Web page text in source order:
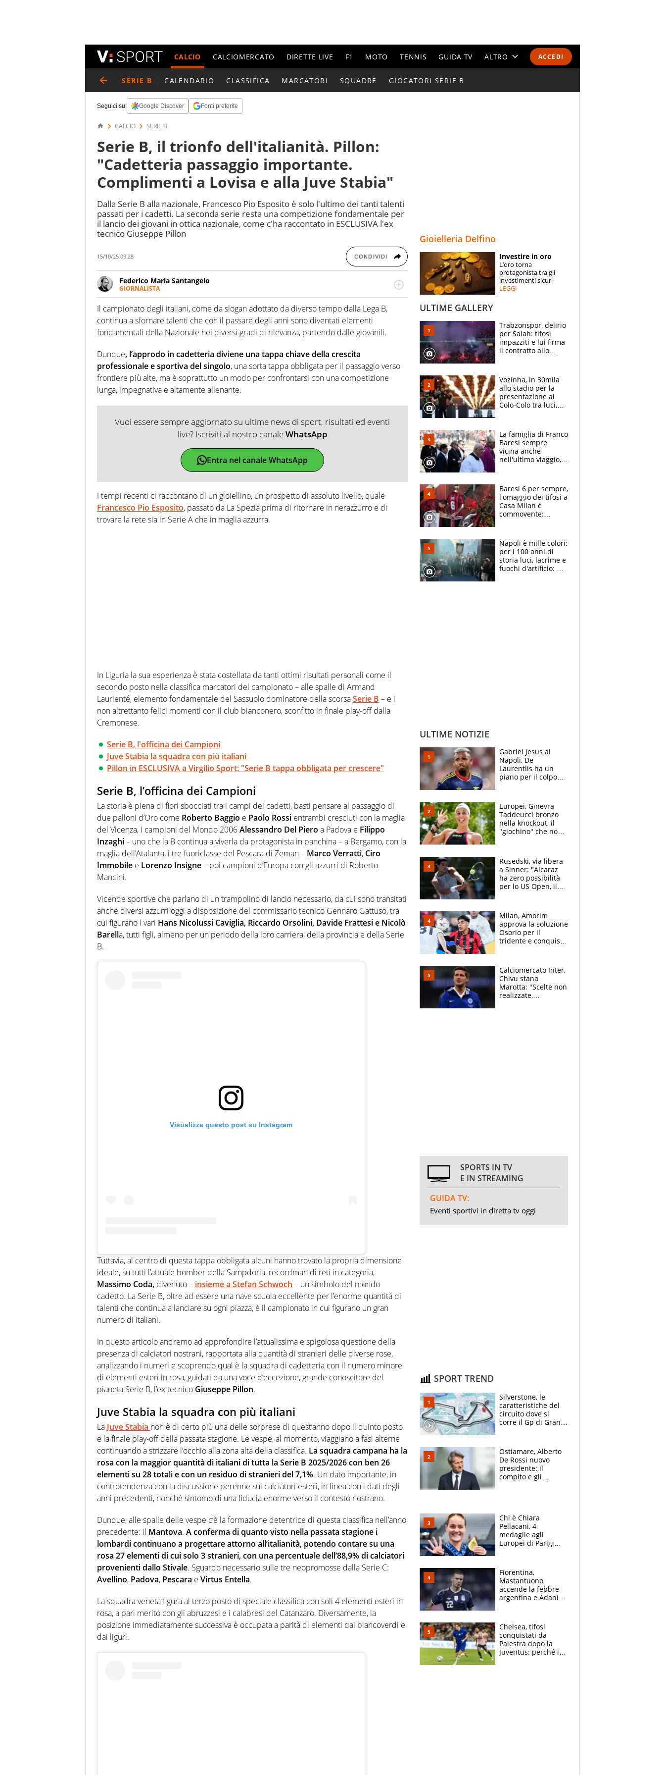
ACCEDI
CALCIO CALCIOMERCATO DIRETTE LIVE F1 MOTO TENNIS GUIDA TV ALTRO
ESPERTI
CONTATTI
SERIE B CALENDARIO CLASSIFICA MARCATORI SQUADRE GIOCATORI SERIE B
Seguici su: Google Discover Fonti preferite
CALCIO SERIE B
Serie B, il trionfo dell'italianità. Pillon:
"Cadetteria passaggio importante.
Complimenti a Lovisa e alla Juve Stabia"
Dalla Serie B alla nazionale, Francesco Pio Esposito è solo l'ultimo dei tanti talenti
passati per i cadetti. La seconda serie resta una competizione fondamentale per
il lancio dei giovani in ottica nazionale, come c'ha raccontato in ESCLUSIVA l'ex
tecnico Giuseppe Pillon
15/10/25 09:28 CONDIVIDI
Federico Maria Santangelo
GIORNALISTA
Lucano, classe 1995 e giornalista pubblicista. Unisce la passione per il mondo
umanistico a quella per il calcio, osservandolo da ogni sua angolazione.
Il campionato degli italiani, come da slogan adottato da diverso tempo dalla Lega B,
continua a sfornare talenti che con il passare degli anni sono diventati elementi
fondamentali della Nazionale nei diversi gradi di rilevanza, partendo dalle giovanili.
Dunque, l’approdo in cadetteria diviene una tappa chiave della crescita
professionale e sportiva del singolo, una sorta tappa obbligata per il passaggio verso
frontiere più alte, ma è soprattutto un modo per confrontarsi con una competizione
lunga, impegnativa e altamente allenante.
Vuoi essere sempre aggiornato su ultime news di sport, risultati ed eventi
live? Iscriviti al nostro canaleWhatsApp
Entra nel canale WhatsApp
I tempi recenti ci raccontano di un gioiellino, un prospetto di assoluto livello, quale
Francesco Pio Esposito, passato da La Spezia prima di ritornare in nerazzurro e di
trovare la rete sia in Serie A che in maglia azzurra.
In Liguria la sua esperienza è stata costellata da tanti ottimi risultati personali come il
secondo posto nella classifica marcatori del campionato – alle spalle di Armand
Laurienté, elemento fondamentale del Sassuolo dominatore della scorsaSerie B – e i
non altrettanto felici momenti con il club bianconero, sconfitto in finale play-off dalla
Cremonese.
Serie B, l'officina dei Campioni
Juve Stabia la squadra con più italiani
Pillon in ESCLUSIVA a Virgilio Sport: "Serie B tappa obbligata per crescere"
Serie B, l’officina dei Campioni
La storia è piena di fiori sbocciati tra i campi dei cadetti, basti pensare al passaggio di
due palloni d’Oro come Roberto Baggio e Paolo Rossi entrambi cresciuti con la maglia
del Vicenza, i campioni del Mondo 2006Alessandro Del Piero a Padova e Filippo
Inzaghi– uno che la B continua a viverla da protagonista in panchina – a Bergamo, con la
maglia dell’Atalanta, i tre fuoriclasse del Pescara di Zeman – Marco Verratti, Ciro
Immobile e Lorenzo Insigne– poi campioni d’Europa con gli azzurri di Roberto
Mancini.
Vicende sportive che parlano di un trampolino di lancio necessario, da cui sono transitati
anche diversi azzurri oggi a disposizione del commissario tecnico Gennaro Gattuso, tra
cui figurano i vari Hans Nicolussi Caviglia, Riccardo Orsolini, Davide Frattesi e Nicolò
Barella, tutti figli, almeno per un periodo della loro carriera, della provincia e della Serie
B.
Visualizza questo post su Instagram
Tuttavia, al centro di questa tappa obbligata alcuni hanno trovato la propria dimensione
ideale, su tutti l’attuale bomber della Sampdoria, recordman di reti in categoria,
Massimo Coda, divenuto – insieme a Stefan Schwoch – un simbolo del mondo
cadetto. La Serie B, oltre ad essere una nave scuola eccellente per l’enorme quantità di
talenti che continua a lanciare su ogni piazza, è il campionato in cui figurano un gran
numero di italiani.
In questo articolo andremo ad approfondire l’attualissima e spigolosa questione della
presenza di calciatori nostrani, rapportata alla quantità di stranieri delle diverse rose,
analizzando i numeri e scoprendo qual è la squadra di cadetteria con il numero minore
di elementi esteri in rosa, guidati da una voce d’eccezione, grande conoscitore del
pianeta Serie B, l’ex tecnico Giuseppe Pillon.
Juve Stabia la squadra con più italiani
La Juve Stabia non è di certo più una delle sorprese di quest’anno dopo il quinto posto
e la finale play-off della passata stagione. Le vespe, al momento, viaggiano a fasi alterne
continuando a strizzare l’occhio alla zona alta della classifica. La squadra campana ha la
rosa con la maggior quantità di italiani di tutta la Serie B 2025/2026 con ben 26
elementi su 28 totali e con un residuo di stranieri del 7,1%. Un dato importante, in
controtendenza con la discussione perenne sui calciatori esteri, in linea con i dati degli
anni precedenti, nonché sintomo di una fiducia enorme verso il contesto nostrano.
Dunque, alle spalle delle vespe c’è la formazione detentrice di questa classifica nell’anno
precedente: il Mantova. A conferma di quanto visto nella passata stagione i
lombardi continuano a progettare attorno all’italianità, potendo contare su una
rosa 27 elementi di cui solo 3 stranieri, con una percentuale dell’88,9% di calciatori
provenienti dallo Stivale. Sguardo necessario sulle tre neopromosse dalla Serie C:
Avellino, Padova, Pescara e Virtus Entella.
La squadra veneta figura al terzo posto di speciale classifica con soli 4 elementi esteri in
rosa, a pari merito con gli abruzzesi e i calabresi del Catanzaro. Diversamente, la
posizione immediatamente successiva è occupata a parità di elementi dai biancoverdi e
dai liguri.
Gioielleria Delfino
Investire in oro
L’oro torna
protagonista tra gli
investimenti sicuri
LEGGI
ULTIME GALLERY
Trabzonspor, delirio
per Salah: tifosi
impazziti e lui firma
il contratto allo
Vozinha, in 30mila
allo stadio per la
presentazione al
Colo-Colo tra luci,
La famiglia di Franco
Baresi sempre
vicina anche
nell'ultimo viaggio,
circondati
dall'affetto dei tifosi
Baresi 6 per sempre,
l'omaggio dei tifosi a
Casa Milan è
commovente:
bigliettini
Napoli è mille colori:
per i 100 anni di
storia luci, lacrime e
fuochi d'artificio: De
ULTIME NOTIZIE
Gabriel Jesus al
Napoli, De
Laurentiis ha un
piano per il colpo
Lucca
Europei, Ginevra
Taddeucci bronzo
nella knockout, il
"giochino" che non
Rusedski, via libera
a Sinner: "Alcaraz
ha zero possibilità
per lo US Open, il
Milan, Amorim
approva la soluzione
Osorio per il
tridente e conquista
Allegri
Calciomercato Inter,
Chivu stana
Marotta: "Scelte non
realizzate,
SPORTS IN TV
E IN STREAMING
GUIDA TV:
Eventi sportivi in diretta tv oggi
SPORT TREND
Silverstone, le
caratteristiche del
circuito dove si
corre il Gp di Gran
Ostiamare, Alberto
De Rossi nuovo
presidente: il
compito e gli
Chi è Chiara
Pellacani, 4
medaglie agli
Europei di Parigi
giornalista, mamma
insegnante e il
fratello calciatore
Fiorentina,
Mastantuono
accende la febbre
argentina e Adani
festa’ a Commisso
Chelsea, tifosi
conquistati da
Palestra dopo la
Juventus: perché i